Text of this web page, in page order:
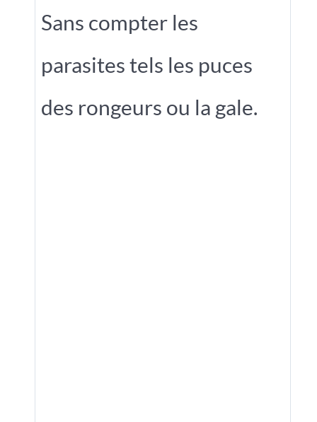
Sans compter les
parasites tels les puces
des rongeurs ou la gale.